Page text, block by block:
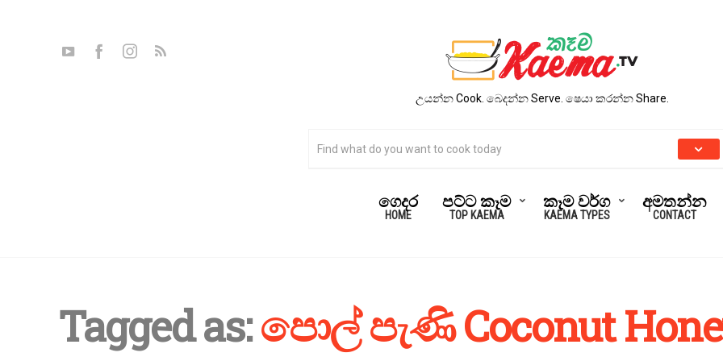
උයන්න Cook. බෙදන්න Serve. ෂෙයා කරන්න Share.
ගෙදර
HOME
පට්ට කෑම
TOP KAEMA
කෑම වර්ග
KAEMA TYPES
අමතන්න
CONTACT
Tagged as:පොල් පැණි Coconut